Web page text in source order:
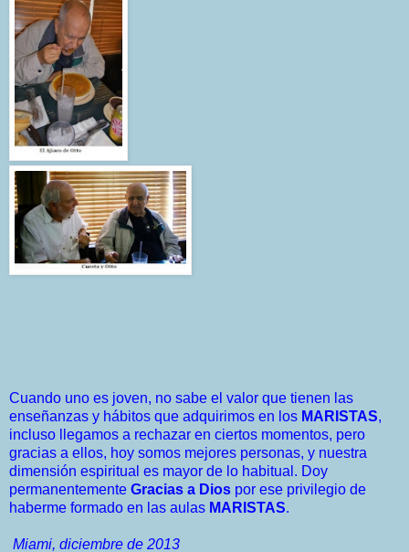
Cuando uno es joven, no sabe el valor que tienen las
enseñanzas y hábitos que adquirimos en los MARISTAS,
incluso llegamos a rechazar en ciertos momentos, pero
gracias a ellos, hoy somos mejores personas, y nuestra
dimensión espiritual es mayor de lo habitual. Doy
permanentemente Gracias a Dios por ese privilegio de
haberme formado en las aulas MARISTAS.
Miami, diciembre de 2013